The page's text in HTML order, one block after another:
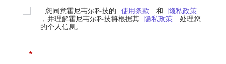
您同意霍尼韦尔科技的 使用条款 和 隐私政策
，并理解霍尼韦尔科技将根据其 隐私政策
处理您
的个人信息。
*